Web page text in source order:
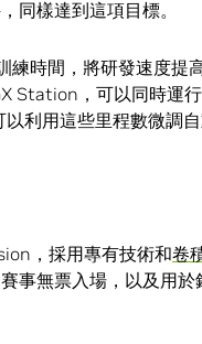
同樣達到這項目標。
時間，將研發速度提
Station，可以同時運
利用這些里程數微調
，採用專有技術和卷
事無票入場，以及用